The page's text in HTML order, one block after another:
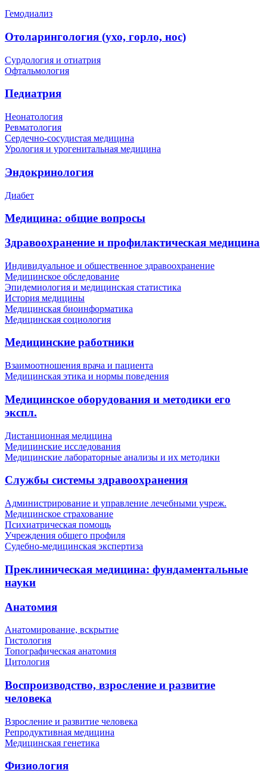
Гемодиализ
Отоларингология (ухо, горло, нос)
Сурдология и отиатрия
Офтальмология
Педиатрия
Неонатология
Ревматология
Сердечно-сосудистая медицина
Урология и урогенитальная медицина
Эндокринология
Диабет
Медицина: общие вопросы
Здравоохранение и профилактическая медицина
Индивидуальное и общественное здравоохранение
Медицинское обследование
Эпидемиология и медицинская статистика
История медицины
Медицинская биоинформатика
Медицинская социология
Медицинские работники
Взаимоотношения врача и пациента
Медицинская этика и нормы поведения
Медицинское оборудования и методики его
экспл.
Дистанционная медицина
Медицинские исследования
Медицинские лабораторные анализы и их методики
Службы системы здравоохранения
Администрирование и управление лечебными учреж.
Медицинское страхование
Психиатрическая помощь
Учреждения общего профиля
Судебно-медицинская экспертиза
Преклиническая медицина: фундаментальные
науки
Анатомия
Анатомирование, вскрытие
Гистология
Топографическая анатомия
Цитология
Воспроизводство, взросление и развитие
человека
Взросление и развитие человека
Репродуктивная медицина
Медицинская генетика
Физиология